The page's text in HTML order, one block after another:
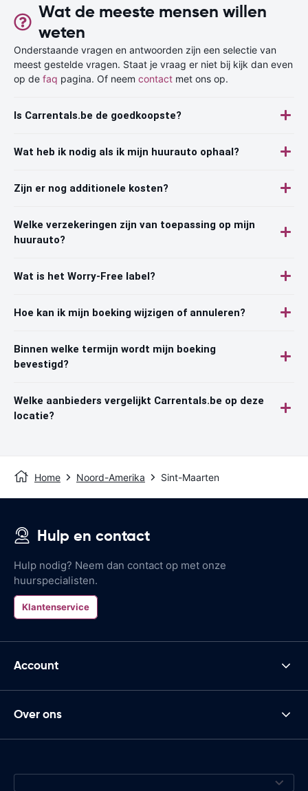
Wat de meeste mensen willen
weten
Onderstaande vragen en antwoorden zijn een selectie van
meest gestelde vragen. Staat je vraag er niet bij kijk dan even
op de faq pagina. Of neem contact met ons op.
Is Carrentals.be de goedkoopste?
Wat heb ik nodig als ik mijn huurauto ophaal?
Zijn er nog additionele kosten?
Welke verzekeringen zijn van toepassing op mijn
huurauto?
Wat is het Worry-Free label?
Hoe kan ik mijn boeking wijzigen of annuleren?
Binnen welke termijn wordt mijn boeking
bevestigd?
Welke aanbieders vergelijkt Carrentals.be op deze
locatie?
Home Noord-Amerika Sint-Maarten
Hulp en contact
Hulp nodig? Neem dan contact op met onze
huurspecialisten.
Klantenservice
Account
Over ons